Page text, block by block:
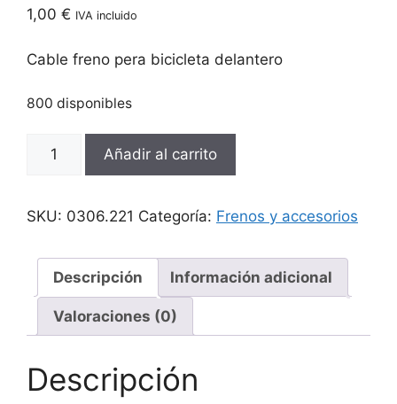
1,00 € IVA incluido
Cable freno pera bicicleta delantero
800 disponibles
Cable
bicicleta
cantidad
Añadir al carrito
SKU: 0306.221 Categoría: Frenos y accesorios
Descripción Información adicional
Valoraciones (0)
Descripción